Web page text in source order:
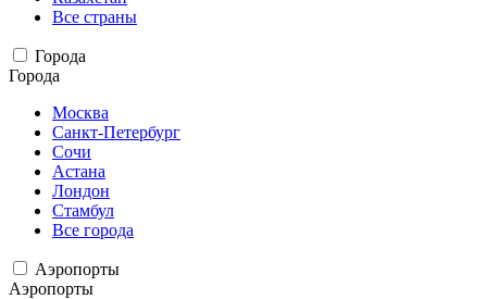
Все страны
Города
Города
Москва
Санкт-Петербург
Сочи
Астана
Лондон
Стамбул
Все города
Аэропорты
Аэропорты